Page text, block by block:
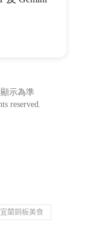
宜蘭銅板美食